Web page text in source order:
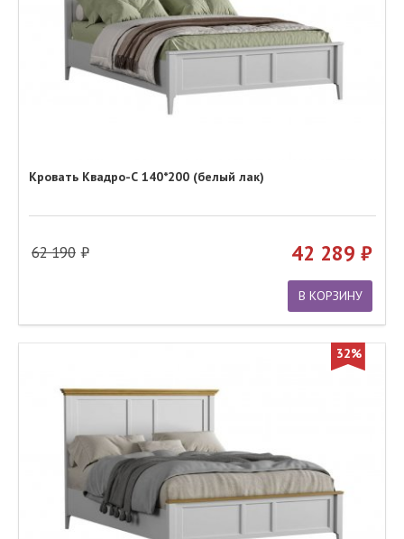
Кровать Квадро-С 140*200 (белый лак)
62 190 42 289
В КОРЗИНУ
32%